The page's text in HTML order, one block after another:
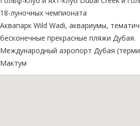
18-луночных чемпионата
Аквапарк Wild Wadi, аквариумы,
бесконечные прекрасные пляжи Дубая.
Международный аэропорт Дубая
Мактум